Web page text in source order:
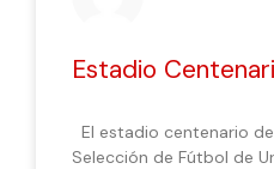
Estadio
El estadio centenario
Selección de Fútbol de